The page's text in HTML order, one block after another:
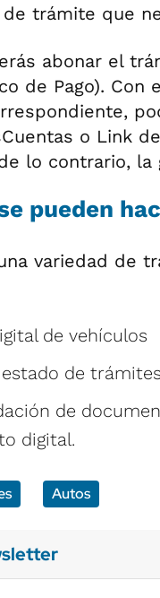
trámite que
abonar el
de Pago).
o Link
lo contrario, la
pueden
variedad de
de vehículos
de trámites
de
digital.
Autos